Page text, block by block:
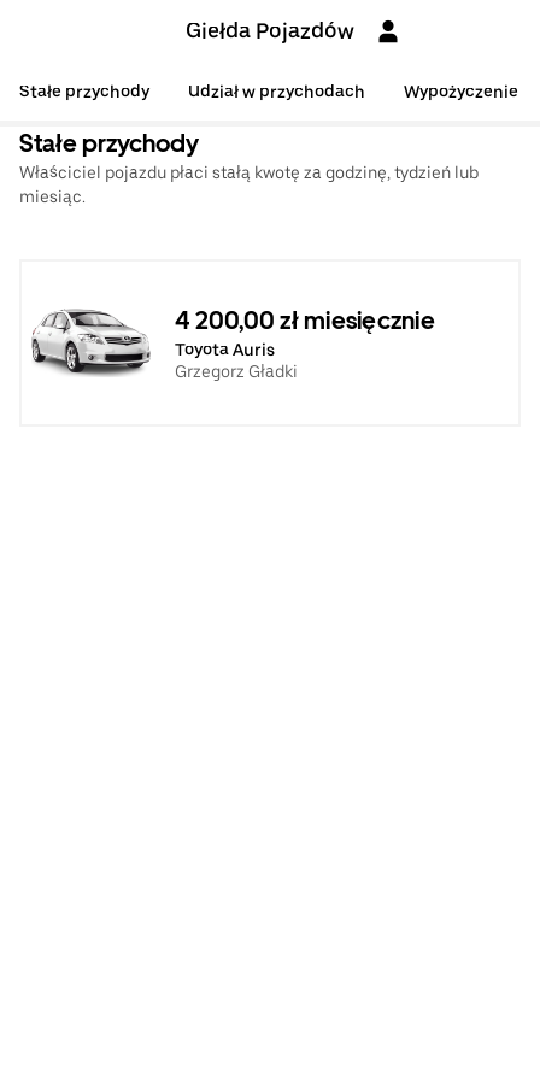
Giełda Pojazdów
Stałe przychody Udział w przychodach Wypożyczenie
Stałe przychody
Właściciel pojazdu płaci stałą kwotę za godzinę, tydzień lub
miesiąc.
4 200,00 zł miesięcznie
Toyota Auris
Grzegorz Gładki